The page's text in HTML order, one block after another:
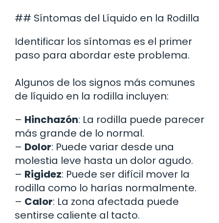
## Síntomas del Líquido en la Rodilla
Identificar los síntomas es el primer
paso para abordar este problema.
Algunos de los signos más comunes
de líquido en la rodilla incluyen:
– Hinchazón: La rodilla puede parecer
más grande de lo normal.
– Dolor: Puede variar desde una
molestia leve hasta un dolor agudo.
– Rigidez: Puede ser difícil mover la
rodilla como lo harías normalmente.
– Calor: La zona afectada puede
sentirse caliente al tacto.